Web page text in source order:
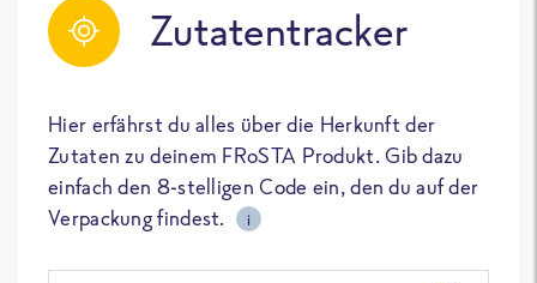
Zutatentracker
Hier erfährst du alles über die Herkunft der
Zutaten zu deinem FRoSTA Produkt. Gib dazu
einfach den 8-stelligen Code ein, den du auf der
Verpackung findest.
i